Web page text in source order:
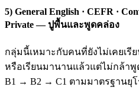
5) General English · CEFR ·
Private — ปูพื้นและพูดคล่อง
กลุ่มนี้เหมาะกับคนที่ยังไม่เคยเรี
หรือเรียนมานานแล้วแต่ไม่กล้าพู
B1 → B2 → C1 ตามมาตรฐานยุโ